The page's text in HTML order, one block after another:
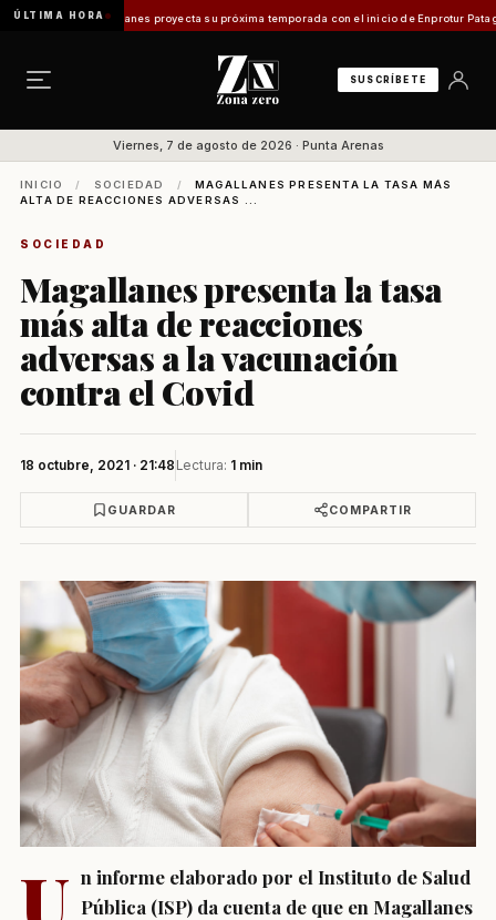
ÚLTIMA HORA
en Magallanes proyecta su próxima temporada con el inicio de Enprotur Patagonia
SUSCRÍBETE
Viernes, 7 de agosto de 2026 · Punta Arenas
INICIO / SOCIEDAD /
MAGALLANES PRESENTA LA TASA MÁS
ALTA DE REACCIONES ADVERSAS ...
SOCIEDAD
Magallanes presenta la tasa
más alta de reacciones
adversas a la vacunación
contra el Covid
18 octubre, 2021 · 21:48 Lectura: 1 min
GUARDAR COMPARTIR
U n informe elaborado por el Instituto de Salud
Pública (ISP) da cuenta de que en Magallanes